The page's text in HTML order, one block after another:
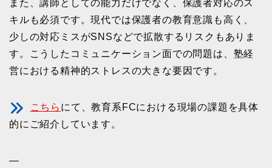
また、講師としての能力だけでなく、保護者対応のス
キルも必須です。現代では保護者の教育意識も高く、
少しの対応ミスがSNSなどで拡散するリスクもありま
す。こうしたコミュニケーション面での問題は、塾経
営における精神的ストレスの大きな要因です。
こちら にて、教育系FCにおける現場の課題を具体
的にご紹介しています。
—